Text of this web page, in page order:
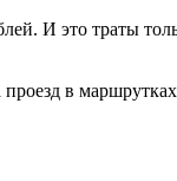
И это траты
проезд в